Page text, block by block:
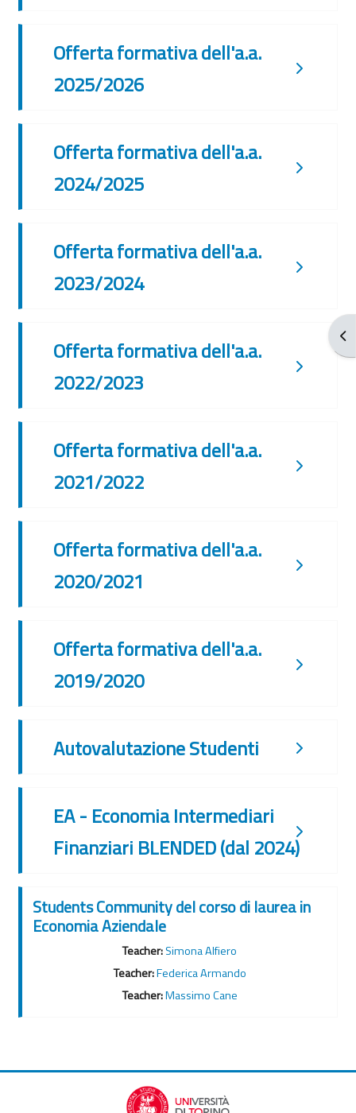
Offerta formativa dell'a.a.
2025/2026
Offerta formativa dell'a.a.
2024/2025
Offerta formativa dell'a.a.
2023/2024
Offerta formativa dell'a.a.
2022/2023
Offerta formativa dell'a.a.
2021/2022
Offerta formativa dell'a.a.
2020/2021
Offerta formativa dell'a.a.
2019/2020
Autovalutazione Studenti
EA - Economia Intermediari
Finanziari BLENDED (dal 2024)
Students Community del corso di laurea in
Economia Aziendale
Teacher:Simona Alfiero
Teacher:Federica Armando
Teacher:Massimo Cane